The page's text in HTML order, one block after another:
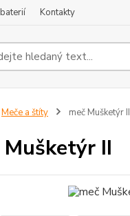
Kontakty
Meče a štíty meč Mušketýr II
Mušketýr II